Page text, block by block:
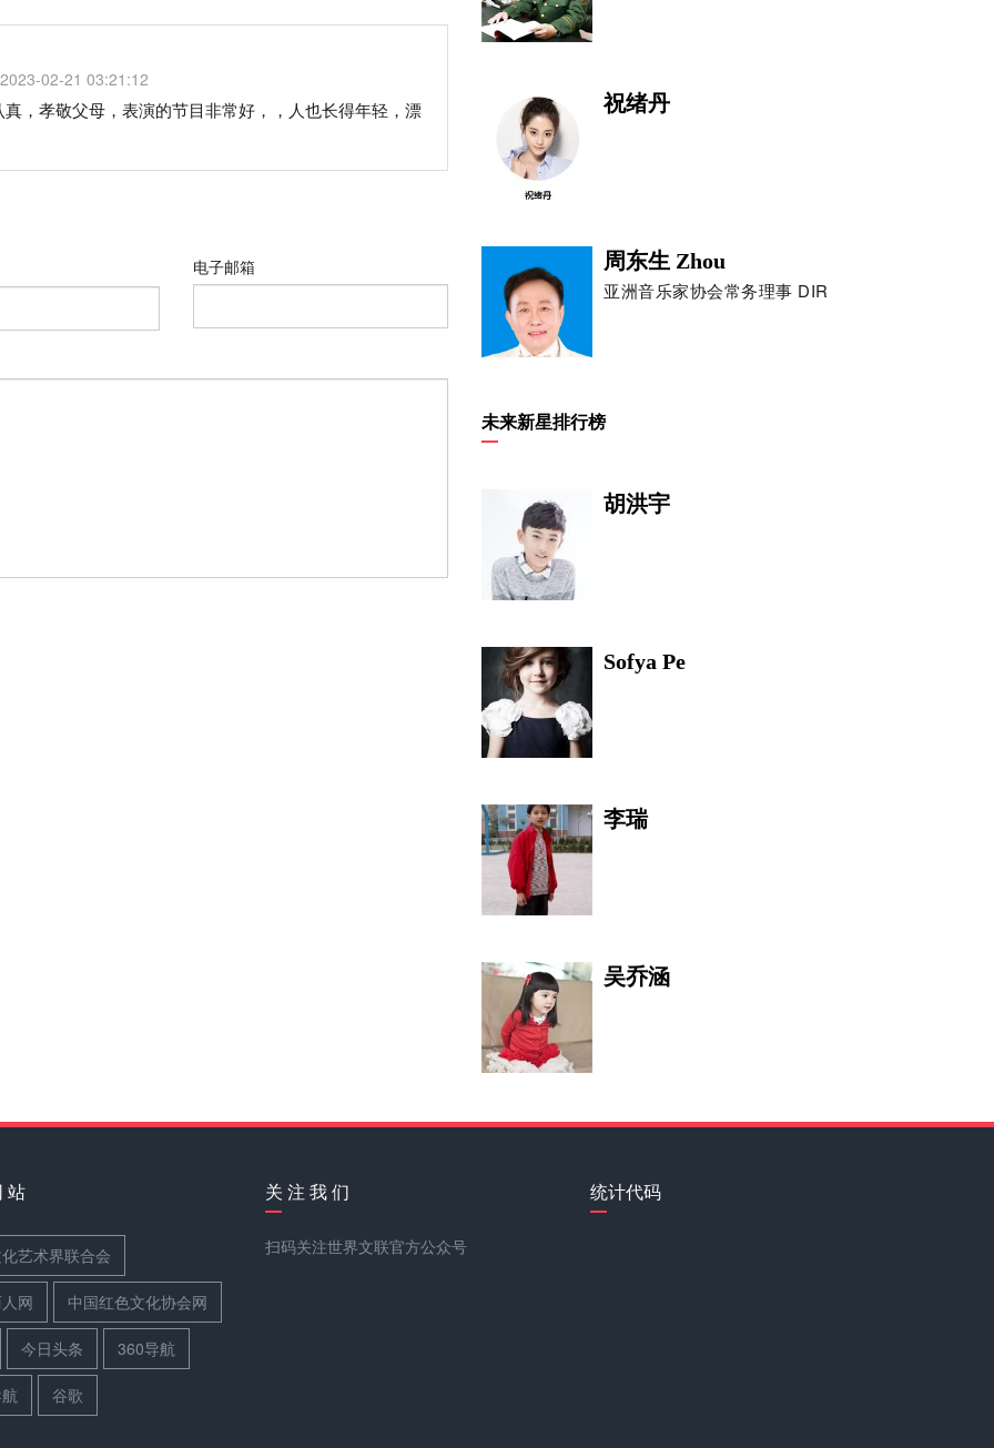
2023-02-21 03:21:12
，孝敬父母，表演的节目非常好，，人也长得年轻，漂
电子邮箱
祝绪丹
周东生 Zhou
亚洲音乐家协会常务理事 DIR
彼得·斯特曼
吴咸中
未来新星排行榜
胡洪宇
Sofya Pe
李瑞
吴乔涵
任彩语
站
艺术界联合会
网 中国红色文化协会网
今日头条 360导航
谷歌
关 注 我 们
扫码关注世界文联官方公众号
统计代码